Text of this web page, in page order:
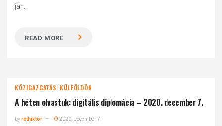
jár...
READ MORE
KÖZIGAZGATÁS: KÜLFÖLDÖN
A héten olvastuk: digitális diplomácia – 2020. december 7.
byredaktor 2020. december 7.